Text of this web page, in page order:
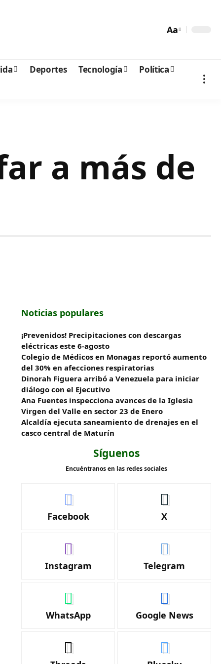
Aa
Deportes Tecnología
Política
a más de
Noticias populares
¡Prevenidos! Precipitaciones con descargas
eléctricas este 6-agosto
Colegio de Médicos en Monagas reportó aumento
del 30% en afecciones respiratorias
Dinorah Figuera arribó a Venezuela para iniciar
diálogo con el Ejecutivo
Ana Fuentes inspecciona avances de la Iglesia
Virgen del Valle en sector 23 de Enero
Alcaldía ejecuta saneamiento de drenajes en el
casco central de Maturín
Síguenos
Encuéntranos en las redes sociales
Facebook X
Instagram Telegram
WhatsApp Google News